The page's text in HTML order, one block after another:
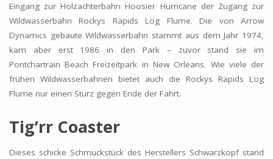
Eingang zur Holzachterbahn Hoosier Hurricane der Zugang zur
Wildwasserbahn Rockys Rapids Log Flume. Die von Arrow
Dynamics gebaute Wildwasserbahn stammt aus dem Jahr 1974,
kam aber erst 1986 in den Park – zuvor stand sie im
Pontchartrain Beach Freizeitpark in New Orleans. Wie viele der
frühen Wildwasserbahnen bietet auch die Rockys Rapids Log
Flume nur einen Sturz gegen Ende der Fahrt.
Tig’rr Coaster
Dieses schicke Schmuckstück des Herstellers Schwarzkopf stand